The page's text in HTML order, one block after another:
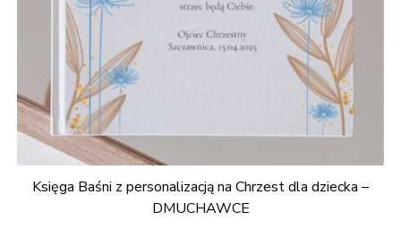
Księga Baśni z personalizacją na Chrzest dla dziecka –
DMUCHAWCE